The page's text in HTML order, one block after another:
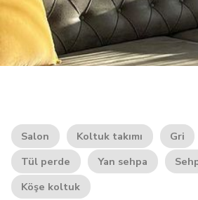
Salon Koltuk takımı Gri
Tül perde
Yan sehpa
Köşe koltuk